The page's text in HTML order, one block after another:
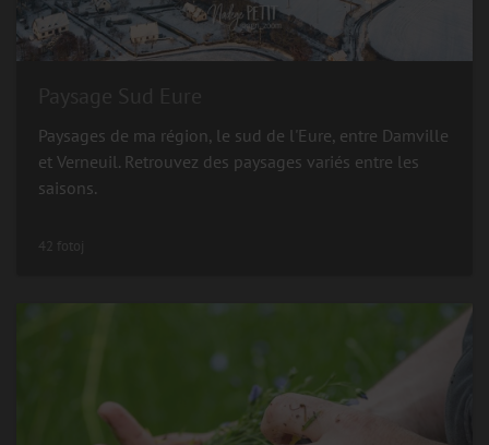
Paysages de ma région, le sud de l'Eure, entre Damville
et Verneuil. Retrouvez des paysages variés entre les
saisons.
42 fotoj